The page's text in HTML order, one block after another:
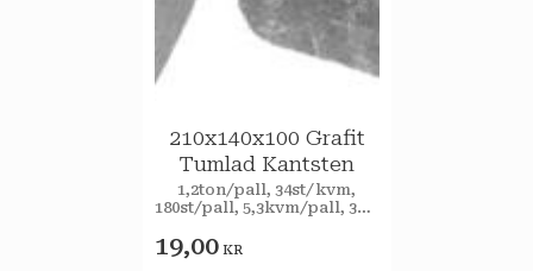
210x140x100 Grafit
Tumlad Kantsten
1,2ton/pall, 34st/kvm,
180st/pall, 5,3kvm/pall, 37,8
4,8st/lpm
19,00KR